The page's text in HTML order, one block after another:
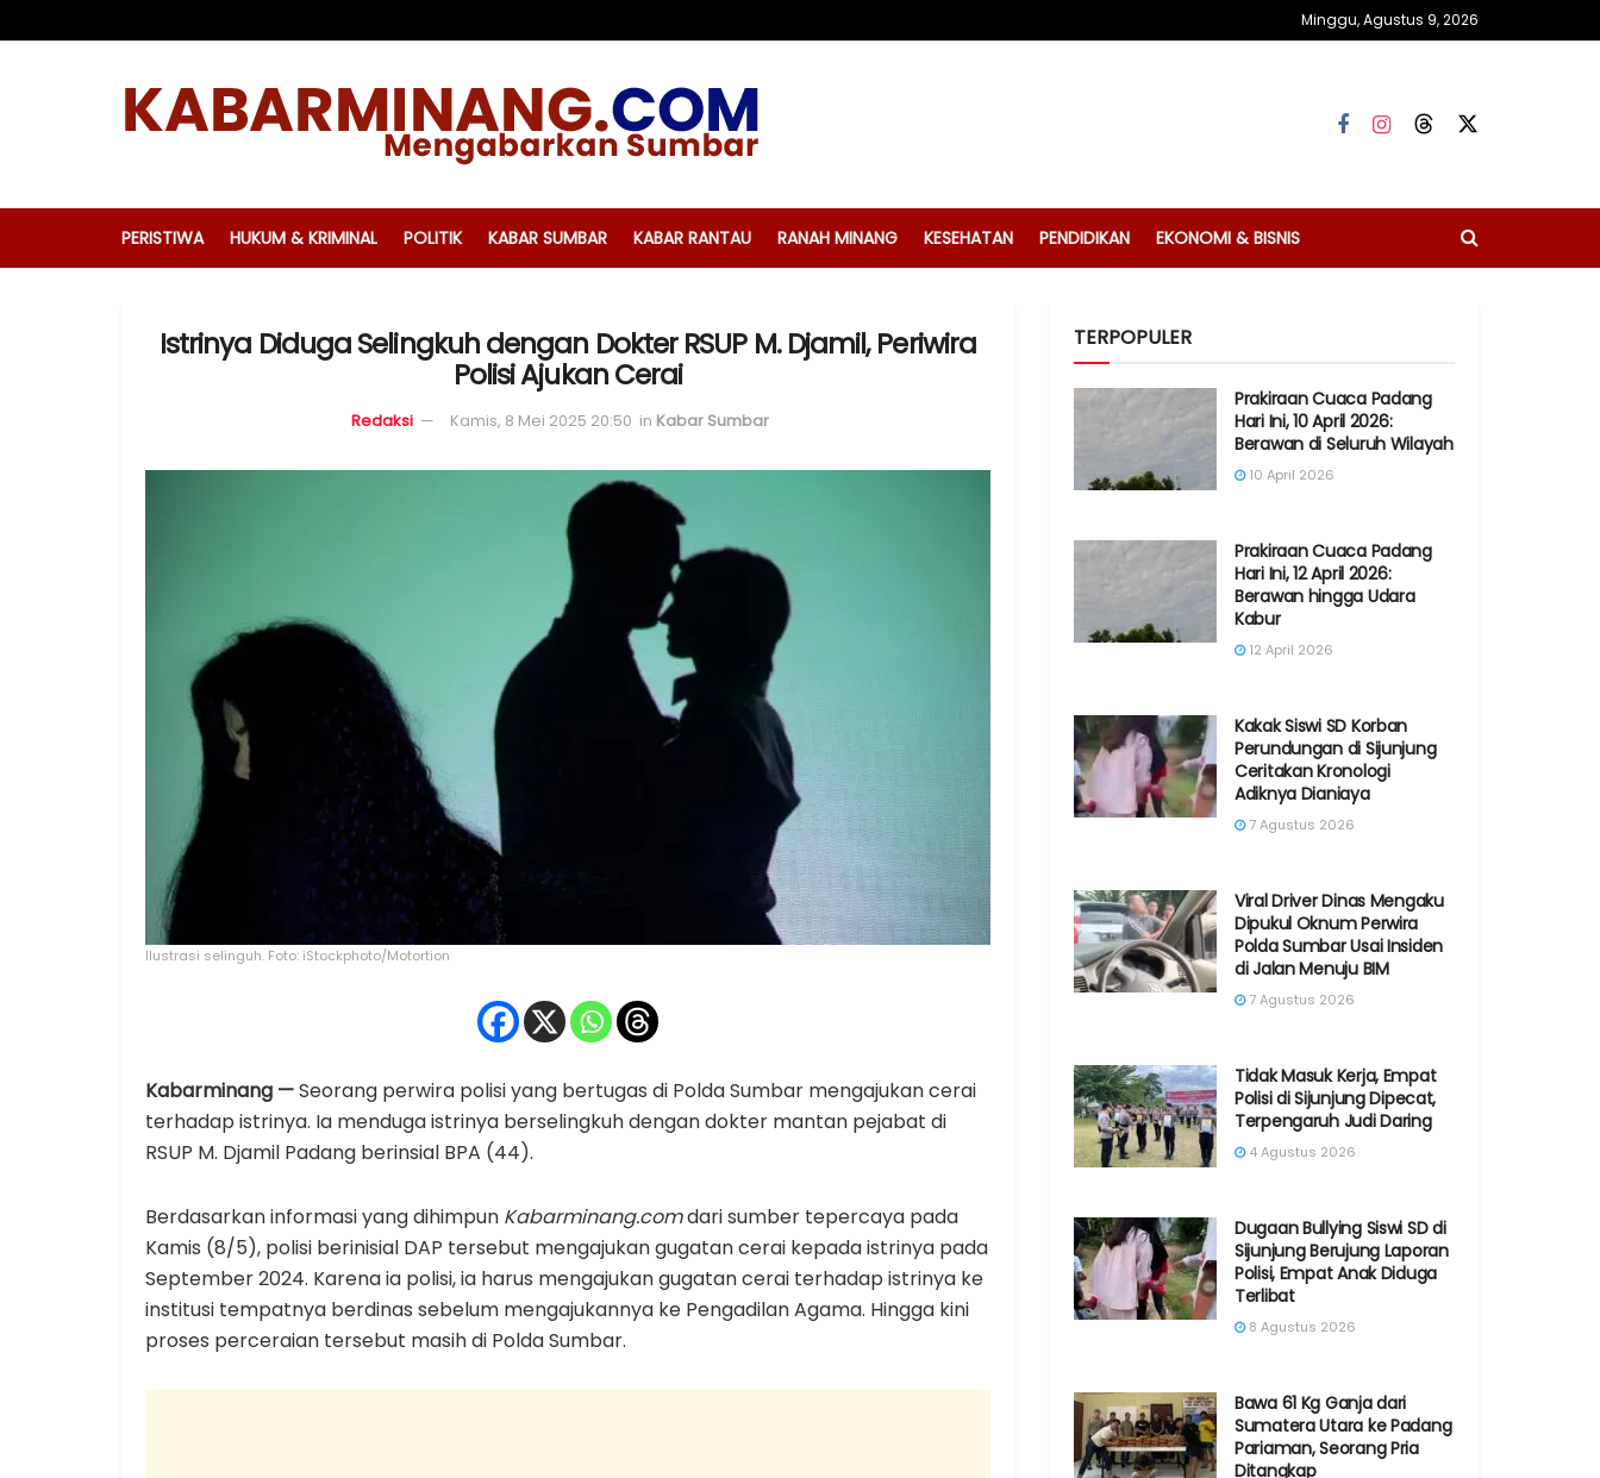
Minggu, Agustus 9, 2026
PERISTIWA HUKUM & KRIMINAL POLITIK KABAR SUMBAR KABAR RANTAU RANAH MINANG KESEHATAN PENDIDIKAN EKONOMI & BISNIS
Istrinya Diduga Selingkuh dengan Dokter RSUP M. Djamil, Periwira
Polisi Ajukan Cerai
Redaksi Kamis, 8 Mei 2025 20:50 in Kabar Sumbar
Ilustrasi selinguh. Foto: iStockphoto/Motortion
Kabarminang —Seorang perwira polisi yang bertugas di Polda Sumbar mengajukan cerai
terhadap istrinya. Ia menduga istrinya berselingkuh dengan dokter mantan pejabat di
RSUP M. Djamil Padang berinsial BPA (44).
Berdasarkan informasi yang dihimpun Kabarminang.comdari sumber tepercaya pada
Kamis (8/5), polisi berinisial DAP tersebut mengajukan gugatan cerai kepada istrinya pada
September 2024. Karena ia polisi, ia harus mengajukan gugatan cerai terhadap istrinya ke
institusi tempatnya berdinas sebelum mengajukannya ke Pengadilan Agama. Hingga kini
proses perceraian tersebut masih di Polda Sumbar.
TERPOPULER
Prakiraan Cuaca Padang
Hari Ini, 10 April 2026:
Berawan di Seluruh Wilayah
10 April 2026
Prakiraan Cuaca Padang
Hari Ini, 12 April 2026:
Berawan hingga Udara
Kabur
12 April 2026
Kakak Siswi SD Korban
Perundungan di Sijunjung
Ceritakan Kronologi
Adiknya Dianiaya
7 Agustus 2026
Viral Driver Dinas Mengaku
Dipukul Oknum Perwira
Polda Sumbar Usai Insiden
di Jalan Menuju BIM
7 Agustus 2026
Tidak Masuk Kerja, Empat
Polisi di Sijunjung Dipecat,
Terpengaruh Judi Daring
4 Agustus 2026
Dugaan Bullying Siswi SD di
Sijunjung Berujung Laporan
Polisi, Empat Anak Diduga
Terlibat
8 Agustus 2026
Bawa 61 Kg Ganja dari
Sumatera Utara ke Padang
Pariaman, Seorang Pria
Ditangkap